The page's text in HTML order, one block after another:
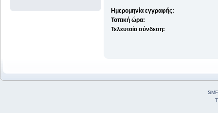
Ημερομηνία εγγραφής:
Τοπική ώρα:
Τελευταία σύνδεση: